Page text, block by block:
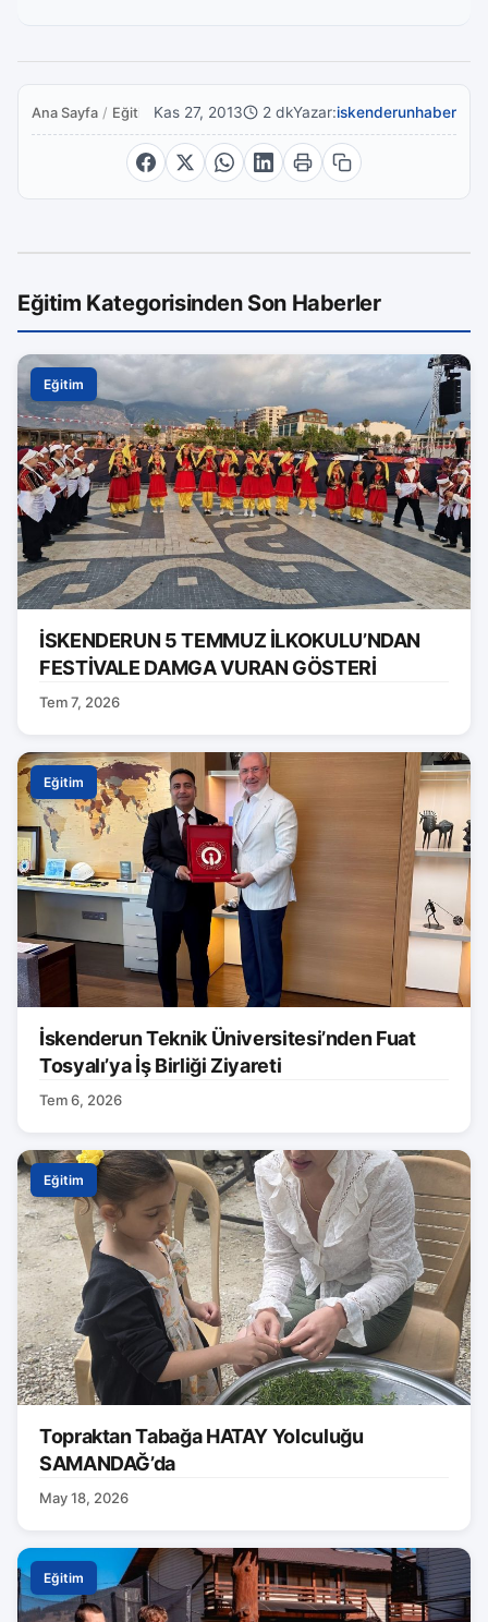
Ana Sayfa / Eğitim Kas 27, 2013 2 dkYazar:iskenderunhaber
Eğitim Kategorisinden Son Haberler
Eğitim
İSKENDERUN 5 TEMMUZ İLKOKULU’NDAN
FESTİVALE DAMGA VURAN GÖSTERİ
Tem 7, 2026
Eğitim
İskenderun Teknik Üniversitesi’nden Fuat
Tosyalı’ya İş Birliği Ziyareti
Tem 6, 2026
Eğitim
Topraktan Tabağa HATAY Yolculuğu
SAMANDAĞ’da
May 18, 2026
Eğitim